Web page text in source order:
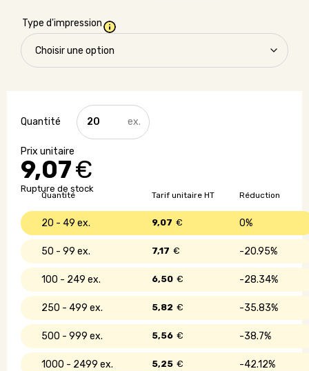
Type d'impression
9,07€
Rupture de stock
quantité
de
Support
téléphone
avec
graines
Quantité Réduction
Tarif unitaire HT
20 - 49 0%
9,07 €
50 - 99 20.95%
7,17 €
100 - 249 28.34%
6,50 €
250 - 499 35.83%
5,82 €
500 - 999 38.7%
5,56 €
1000 - 2499 42.12%
5,25 €